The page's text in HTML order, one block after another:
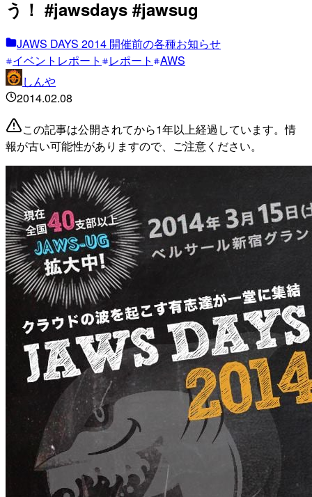
う！ #jawsdays #jawsug
JAWS DAYS 2014 開催前の各種お知らせ
イベントレポート
レポート
AWS
しんや
2014.02.08
この記事は公開されてから1年以上経過しています。情
報が古い可能性がありますので、ご注意ください。